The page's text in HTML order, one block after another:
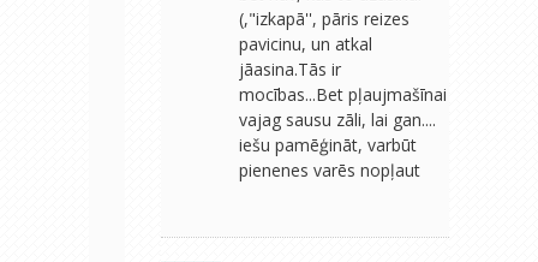
(,"izkapā'', pāris reizes
pavicinu, un atkal
jāasina.Tās ir
mocības...Bet pļaujmašīnai
vajag sausu zāli, lai gan....
iešu pamēģināt, varbūt
pienenes varēs nopļaut